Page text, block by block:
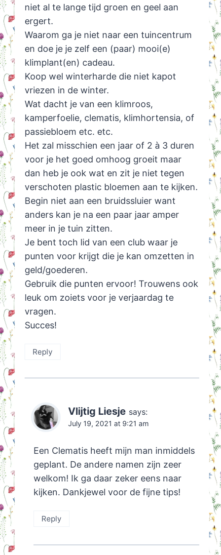
niet al te lange tijd groen en geel aan
ergert.
Waarom ga je niet naar een tuincentrum
en doe je je zelf een (paar) mooi(e)
klimplant(en) cadeau.
Koop wel winterharde die niet kapot
vriezen in de winter.
Wat dacht je van een klimroos,
kamperfoelie, clematis, klimhortensia, of
passiebloem etc. etc.
Het zal misschien een jaar of 2 à 3 duren
voor je het goed omhoog groeit maar
dan heb je ook wat en zit je niet tegen
verschoten plastic bloemen aan te kijken.
Begin niet aan een bruidssluier want
anders kan je na een paar jaar amper
meer in je tuin zitten.
Je bent toch lid van een club waar je
punten voor krijgt die je kan omzetten in
geld/goederen.
Gebruik die punten ervoor! Trouwens ook
leuk om zoiets voor je verjaardag te
vragen.
Succes!
Reply
Vlijtig Liesje says:
July 19, 2021 at 9:21 am
Een Clematis heeft mijn man inmiddels
geplant. De andere namen zijn zeer
welkom! Ik ga daar zeker eens naar
kijken. Dankjewel voor de fijne tips!
Reply